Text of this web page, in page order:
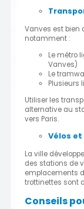
Vanves est bien
notamment :
Le métro
Vanves)
Le
Plusieurs
Utiliser les
alternative au
vers Paris.
Vélos
La ville
des stations de
emplacements
trottinettes sont
Conseils